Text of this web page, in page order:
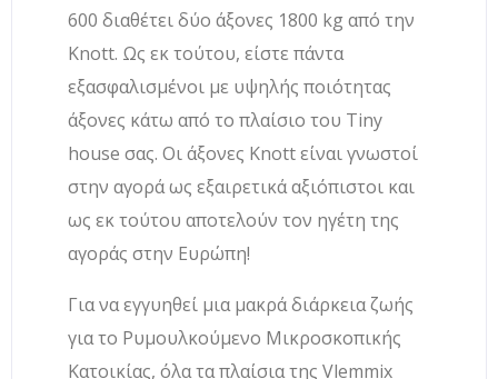
600 διαθέτει δύο άξονες 1800 kg από την
Knott. Ως εκ τούτου, είστε πάντα
εξασφαλισμένοι με υψηλής ποιότητας
άξονες κάτω από το πλαίσιο του Tiny
house σας. Οι άξονες Knott είναι γνωστοί
στην αγορά ως εξαιρετικά αξιόπιστοι και
ως εκ τούτου αποτελούν τον ηγέτη της
αγοράς στην Ευρώπη!
Για να εγγυηθεί μια μακρά διάρκεια ζωής
για το Ρυμουλκούμενο Μικροσκοπικής
Κατοικίας, όλα τα πλαίσια της Vlemmix